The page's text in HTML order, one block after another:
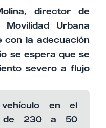
director de
Urbana
con la adecuación
se espera que se
severo a flujo
en el
de 230 a 50